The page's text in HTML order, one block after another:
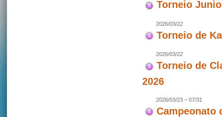
Torneio
2026/03/22
Torneio de
2026/03/22
Torneio de
2026
2026/03/23 ~ 07/31
Campeonato